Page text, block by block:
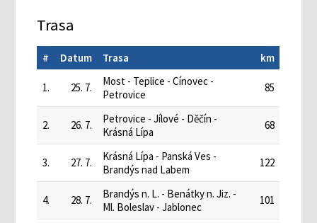
Trasa
# Datum Trasa km
1. 25. 7.
Most - Teplice - Cínovec -
Petrovice
85
2. 26. 7.
Petrovice - Jílové - Děčín -
Krásná Lípa
68
3. 27. 7.
Krásná Lípa - Panská Ves -
Brandýs nad Labem
122
4. 28. 7.
Brandýs n. L. - Benátky n. Jiz. -
Ml. Boleslav - Jablonec
101